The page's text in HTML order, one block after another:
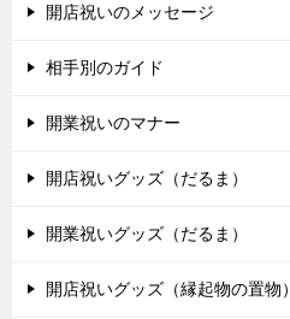
開店祝いのメッセージ
相手別のガイド
開業祝いのマナー
開店祝いグッズ（だるま）
開業祝いグッズ（だるま）
開店祝いグッズ（縁起物の置物）